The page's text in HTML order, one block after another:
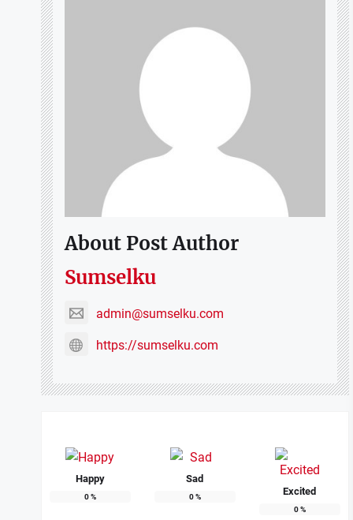
About Post Author
Sumselku
admin@sumselku.com
https://sumselku.com
Happy
0%
Sad
0% Excited
0%